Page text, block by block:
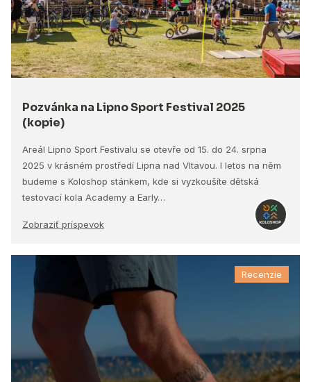
Pozvánka na Lipno Sport Festival 2025
(kopie)
Areál Lipno Sport Festivalu se otevře od 15. do 24. srpna
2025 v krásném prostředí Lipna nad Vltavou. I letos na něm
budeme s Koloshop stánkem, kde si vyzkoušíte dětská
testovací kola Academy a Early…
Zobraziť príspevok
Recenzie